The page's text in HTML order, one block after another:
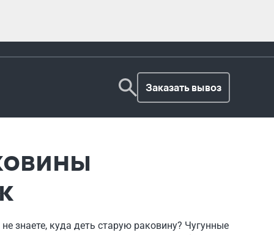
Заказать вывоз
знаете, куда деть старую раковину? Чугунные